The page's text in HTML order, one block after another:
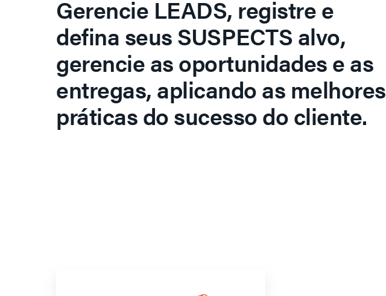
Gerencie LEADS, registre e
defina seus SUSPECTS alvo,
gerencie as oportunidades e as
entregas, aplicando as melhores
práticas do sucesso do cliente.